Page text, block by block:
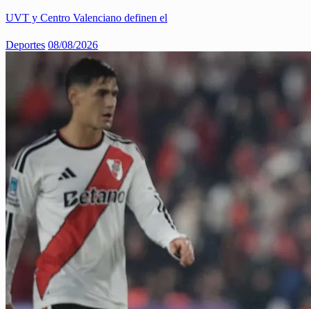
UVT y Centro Valenciano definen el
Deportes 08/08/2026